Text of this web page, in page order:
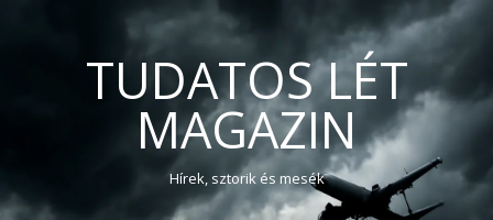
TUDATOS LÉT
MAGAZIN
Hírek, sztorik és mesék